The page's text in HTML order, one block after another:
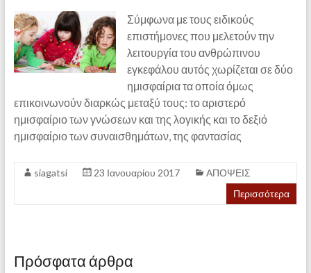
Σύμφωνα με τους ειδικούς
επιστήμονες που μελετούν την
λειτουργία του ανθρώπινου
εγκεφάλου αυτός χωρίζεται σε δύο
ημισφαίρια τα οποία όμως
επικοινωνούν διαρκώς μεταξύ τους: το αριστερό
ημισφαίριο των γνώσεων και της λογικής και το δεξιό
ημισφαίριο των συναισθημάτων, της φαντασίας
siagatsi 23 Ιανουαρίου 2017
ΑΠΟΨΕΙΣ
Περισσότερα
Πρόσφατα άρθρα